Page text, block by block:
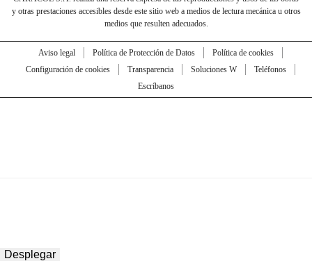
y otras prestaciones accesibles desde este sitio web a medios de lectura mecánica u otros
medios que resulten adecuados.
Aviso legal Política de Protección de Datos
Política de cookies
Configuración de cookies
Transparencia Soluciones W
Teléfonos
Escríbanos
Desplegar